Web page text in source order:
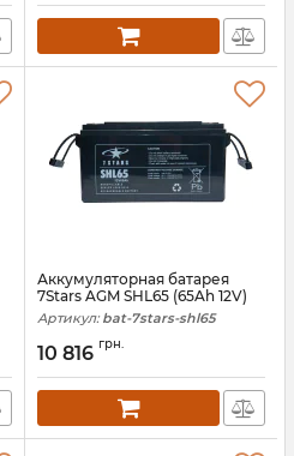
Аккумуляторная батарея
7Stars AGM SHL65 (65Ah 12V)
Артикул: bat-7stars-shl65
10 816 грн.